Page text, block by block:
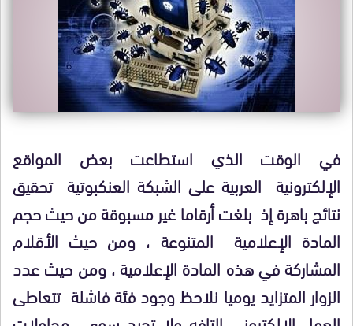
في الوقت الذي استطاعت بعض المواقع
الإلكترونية العربية على الشبكة العنكبوتية تحقيق
نتائج باهرة إذ بلغت أرقاما غير مسبوقة من حيث حجم
المادة الإعلامية المتنوعة ، ومن حيث الأقلام
المشاركة في هذه المادة الإعلامية ، ومن حيث عدد
الزوار المتزايد يوميا نلاحظ وجود فئة فاشلة تتعاطى